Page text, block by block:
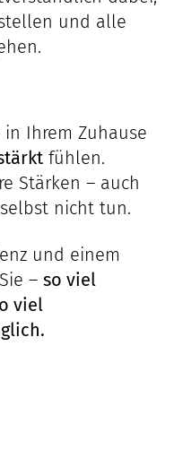
und alle
in Ihrem Zuhause
fühlen.
Stärken – auch
nicht tun.
und einem
– so viel
viel